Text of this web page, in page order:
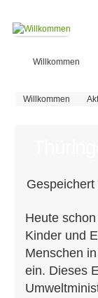
Willkommen
Sie sind
Willkommen
Gespeichert
Heute
Kinder und
Menschen
ein. Dieses